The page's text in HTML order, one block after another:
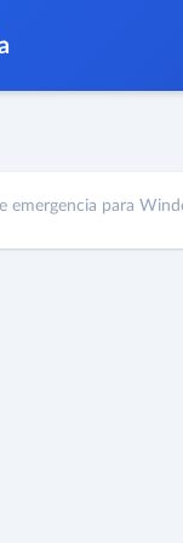
emergencia para